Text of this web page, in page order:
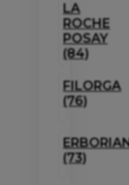
LA
ROCHE
POSAY
(84)
FILORGA
(76)
(73)